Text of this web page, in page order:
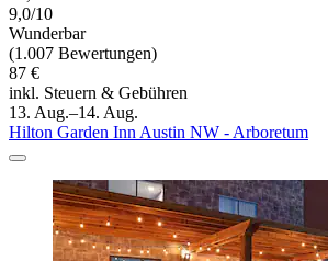
9,0/10
Wunderbar
(1.007 Bewertungen)
87 €
inkl. Steuern & Gebühren
13. Aug.–14. Aug.
Hilton Garden Inn Austin NW - Arboretum